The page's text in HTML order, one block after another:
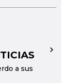
a sus
→